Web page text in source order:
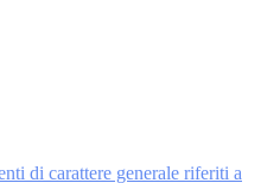
di carattere generale riferiti a